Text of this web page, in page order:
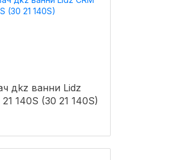
дkz ванни Lidz
140S (30 21 140S)